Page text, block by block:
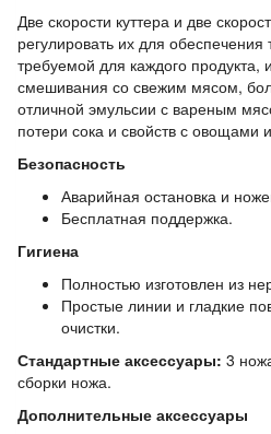
Две скорости куттера и две
регулировать их для обеспечения
требуемой для каждого продукта,
смешивания со свежим мясом,
отличной эмульсии с вареным
потери сока и свойств с овощами
Безопасность
Аварийная остановка и
Бесплатная поддержка.
Гигиена
Полностью изготовлен из
Простые линии и гладкие
очистки.
Стандартные аксессуары: 3
сборки ножа.
Дополнительные аксессуары